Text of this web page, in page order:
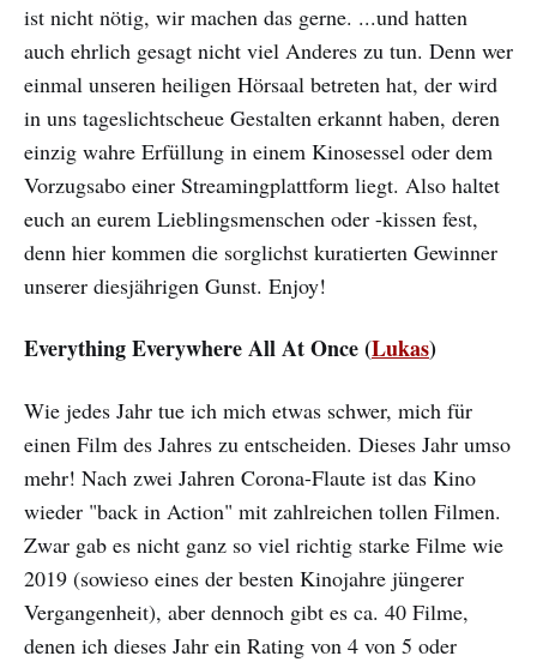
ist nicht nötig, wir machen das gerne. ...und hatten
auch ehrlich gesagt nicht viel Anderes zu tun. Denn wer
einmal unseren heiligen Hörsaal betreten hat, der wird
in uns tageslichtscheue Gestalten erkannt haben, deren
einzig wahre Erfüllung in einem Kinosessel oder dem
Vorzugsabo einer Streamingplattform liegt. Also haltet
euch an eurem Lieblingsmenschen oder -kissen fest,
denn hier kommen die sorglichst kuratierten Gewinner
unserer diesjährigen Gunst. Enjoy!
Everything Everywhere All At Once (Lukas)
Wie jedes Jahr tue ich mich etwas schwer, mich für
einen Film des Jahres zu entscheiden. Dieses Jahr umso
mehr! Nach zwei Jahren Corona-Flaute ist das Kino
wieder "back in Action" mit zahlreichen tollen Filmen.
Zwar gab es nicht ganz so viel richtig starke Filme wie
2019 (sowieso eines der besten Kinojahre jüngerer
Vergangenheit), aber dennoch gibt es ca. 40 Filme,
denen ich dieses Jahr ein Rating von 4 von 5 oder